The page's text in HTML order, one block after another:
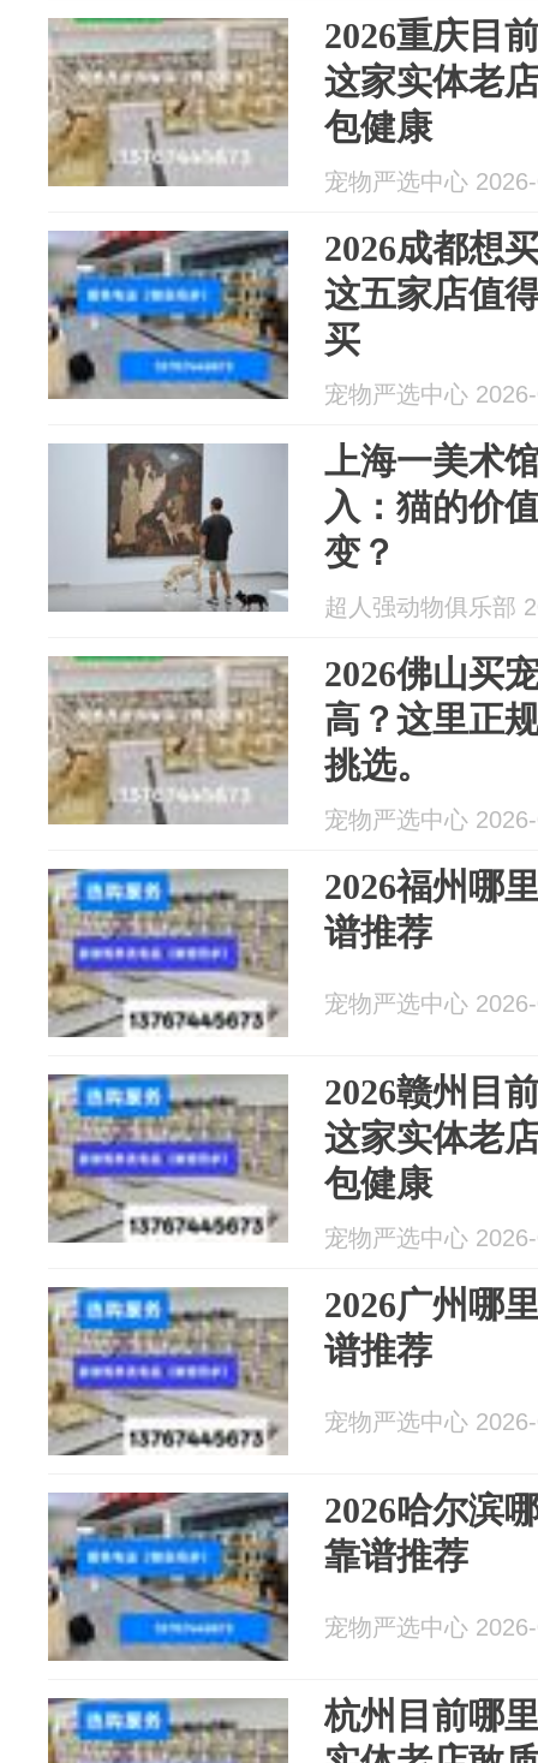
2026重庆目
这家实体老
包健康
宠物严选中心
2026成都想
这五家店值
买
宠物严选中心
上海一美术
入：猫的价
变？
超人强动物俱乐部
2026佛山买
高？这里正
挑选。
宠物严选中心
2026福州哪
谱推荐
宠物严选中心
2026赣州目
这家实体老
包健康
宠物严选中心
2026广州哪
谱推荐
宠物严选中心
2026哈尔滨
靠谱推荐
宠物严选中心
杭州目前哪